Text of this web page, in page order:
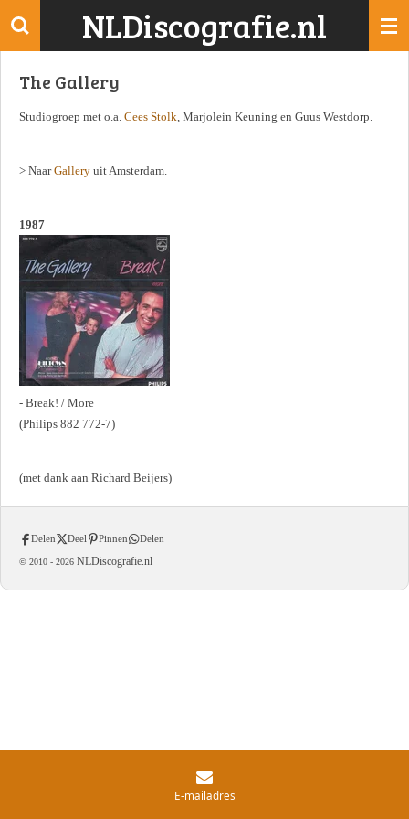
Ga
de
NLDiscografie.nl
The Gallery
Studiogroep met o.a. Cees Stolk, Marjolein Keuning en Guus Westdorp.
> NaarGallery uit Amsterdam.
1987
- Break! / More
(Philips 882 772-7)
(met dank aan Richard Beijers)
Delen Deel Pinnen Delen
© 2010 - 2026 NLDiscografie.nl
E-mailadres